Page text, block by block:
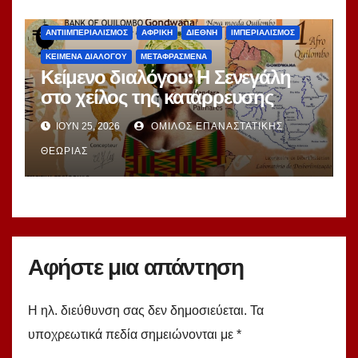
ΑΝΤΙΙΜΠΕΡΙΑΛΙΣΜΌΣ ΑΦΡΙΚΉ ΔΙΕΘΝΉ ΙΜΠΕΡΙΑΛΙΣΜΌΣ
ΚΕΊΜΕΝΑ ΔΙΑΛΌΓΟΥ ΜΕΤΑΦΡΑΣΜΈΝΑ
Κείμενο διαλόγου: Η Σενεγάλη
στο χείλος της κατάρρευσης
ΙΟΎΝ 25, 2026 ΌΜΙΛΟΣ ΕΠΑΝΑΣΤΑΤΙΚΉΣ
ΘΕΩΡΊΑΣ
Αφήστε μια απάντηση
Η ηλ. διεύθυνση σας δεν δημοσιεύεται. Τα
υποχρεωτικά πεδία σημειώνονται με *